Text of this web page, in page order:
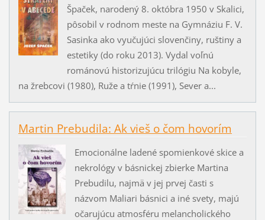
Špaček, narodený 8. októbra 1950 v Skalici,
pôsobil v rodnom meste na Gymnáziu F. V.
Sasinka ako vyučujúci slovenčiny, ruštiny a
estetiky (do roku 2013). Vydal voľnú
románovú historizujúcu trilógiu Na kobyle,
na žrebcovi (1980), Ruže a tŕnie (1991), Sever a...
Martin Prebudila: Ak vieš o čom hovorím
Emocionálne ladené spomienkové skice a
nekrológy v básnickej zbierke Martina
Prebudilu, najmä v jej prvej časti s
názvom Maliari básnici a iné svety, majú
očarujúcu atmosféru melancholického